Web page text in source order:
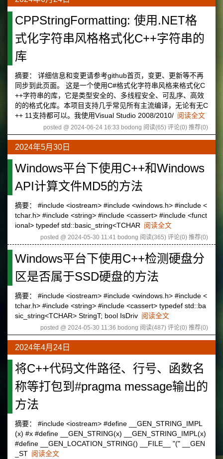
CPPStringFormatting: 使用.NET格
式化字符串风格格式化C++字符串的
库
摘要： 详细信息和变更请参考github首页，变更、更新等不再
同步到此页面。 这是一个使用C#格式化字符串风格来格式化C
++字符串的库，它是类型安全的、多线程安全、可乱序、高效
的的格式化库。本项目支持几乎常见所有主流编译，无论有无C
++ 11支持都可以。我使用Visual Studio 2008/2010/ 阅读全文
posted @ 2024-06-24 16:33 bodong 阅读(65) 评论(0) 推荐(0)
2024年5月30日
Windows平台下使用C++和Windows
API计算文件MD5的方法
摘要： #include <iostream> #include <windows.h> #include <
tchar.h> #include <string> #include <cassert> #include <funct
ional> typedef std::basic_string<TCHAR 阅读全文
posted @ 2024-05-30 11:41 bodong 阅读(365) 评论(0) 推荐(0)
Windows平台下使用C++检测硬盘分
区是否属于SSD硬盘的方法
摘要： #include <iostream> #include <windows.h> #include <
tchar.h> #include <string> #include <cassert> typedef std::ba
sic_string<TCHAR> StringT; bool IsDriv 阅读全文
posted @ 2024-05-30 11:36 bodong 阅读(487) 评论(0) 推荐(0)
2024年4月24日
将C++代码文件路径、行号、函数名
称等打包到#pragma message输出的
方法
摘要： #include <iostream> #define __GEN_STRING_IMPL
(x) #x #define __GEN_STRING(x) __GEN_STRING_IMPL(x)
#define __GEN_LOCATION_STRING() __FILE__ "(" __GEN
_ST 阅读全文